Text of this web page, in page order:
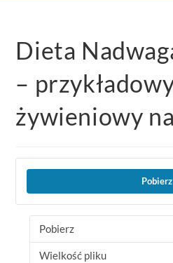
Dieta
–
żywieniowy
Pobierz
Pobierz
Wielkość pliku